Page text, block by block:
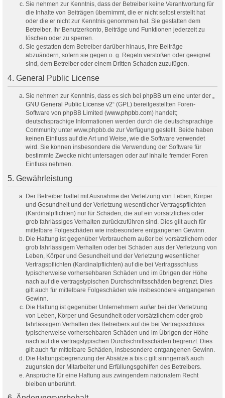
Sie nehmen zur Kenntnis, dass der Betreiber keine Verantwortung für
die Inhalte von Beiträgen übernimmt, die er nicht selbst erstellt hat
oder die er nicht zur Kenntnis genommen hat. Sie gestatten dem
Betreiber, Ihr Benutzerkonto, Beiträge und Funktionen jederzeit zu
löschen oder zu sperren.
Sie gestatten dem Betreiber darüber hinaus, Ihre Beiträge
abzuändern, sofern sie gegen o. g. Regeln verstoßen oder geeignet
sind, dem Betreiber oder einem Dritten Schaden zuzufügen.
4. General Public License
Sie nehmen zur Kenntnis, dass es sich bei phpBB um eine unter der „
GNU General Public License v2“ (GPL) bereitgestellten Foren-
Software von phpBB Limited (www.phpbb.com) handelt;
deutschsprachige Informationen werden durch die deutschsprachige
Community unter www.phpbb.de zur Verfügung gestellt. Beide haben
keinen Einfluss auf die Art und Weise, wie die Software verwendet
wird. Sie können insbesondere die Verwendung der Software für
bestimmte Zwecke nicht untersagen oder auf Inhalte fremder Foren
Einfluss nehmen.
5. Gewährleistung
Der Betreiber haftet mit Ausnahme der Verletzung von Leben, Körper
und Gesundheit und der Verletzung wesentlicher Vertragspflichten
(Kardinalpflichten) nur für Schäden, die auf ein vorsätzliches oder
grob fahrlässiges Verhalten zurückzuführen sind. Dies gilt auch für
mittelbare Folgeschäden wie insbesondere entgangenen Gewinn.
Die Haftung ist gegenüber Verbrauchern außer bei vorsätzlichem oder
grob fahrlässigem Verhalten oder bei Schäden aus der Verletzung von
Leben, Körper und Gesundheit und der Verletzung wesentlicher
Vertragspflichten (Kardinalpflichten) auf die bei Vertragsschluss
typischerweise vorhersehbaren Schäden und im übrigen der Höhe
nach auf die vertragstypischen Durchschnittsschäden begrenzt. Dies
gilt auch für mittelbare Folgeschäden wie insbesondere entgangenen
Gewinn.
Die Haftung ist gegenüber Unternehmern außer bei der Verletzung
von Leben, Körper und Gesundheit oder vorsätzlichem oder grob
fahrlässigem Verhalten des Betreibers auf die bei Vertragsschluss
typischerweise vorhersehbaren Schäden und im Übrigen der Höhe
nach auf die vertragstypischen Durchschnittsschäden begrenzt. Dies
gilt auch für mittelbare Schäden, insbesondere entgangenen Gewinn.
Die Haftungsbegrenzung der Absätze a bis c gilt sinngemäß auch
zugunsten der Mitarbeiter und Erfüllungsgehilfen des Betreibers.
Ansprüche für eine Haftung aus zwingendem nationalem Recht
bleiben unberührt.